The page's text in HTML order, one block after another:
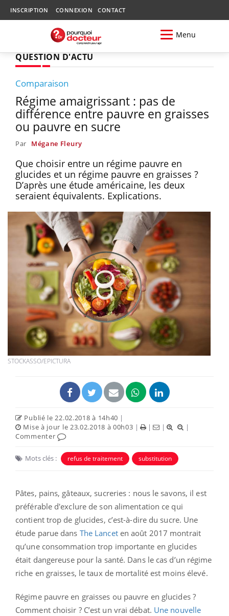
INSCRIPTION CONNEXION CONTACT
Menu
QUESTION D'ACTU
Comparaison
Régime amaigrissant : pas de
différence entre pauvre en graisses
ou pauvre en sucre
Par Mégane Fleury
Que choisir entre un régime pauvre en
glucides et un régime pauvre en graisses ?
D’après une étude américaine, les deux
seraient équivalents. Explications.
STOCKASSO/EPICTURA
Publié le 22.02.2018 à 14h40 |
Mise à jour le 23.02.2018 à 00h03 | | |
|
Commenter
Mots clés : refus de traitement substitution
Pâtes, pains, gâteaux, sucreries : nous le savons, il est
préférable d'exclure de son alimentation ce qui
contient trop de glucides, c’est-à-dire du sucre. Une
étude parue dans The Lanceten août 2017 montrait
qu’une consommation trop importante en glucides
était dangereuse pour la santé. Dans le cas d’un régime
riche en graisses, le taux de mortalité est moins élevé.
Régime pauvre en graisses ou pauvre en glucides ?
Comment choisir ? C’est un vrai débat. Une nouvelle